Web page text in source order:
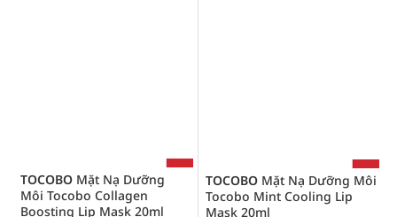
TOCOBO Mặt Nạ Dưỡng
Môi Tocobo Collagen
Boosting Lip Mask 20ml
TOCOBO Mặt Nạ Dưỡng Môi
Tocobo Mint Cooling Lip
Mask 20ml